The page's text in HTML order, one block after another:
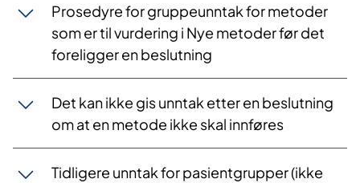
Prosedyre for gruppeunntak for metoder
som er til vurdering i Nye metoder før det
foreligger en beslutning
Det kan ikke gis unntak etter en beslutning
om at en metode ikke skal innføres
​​Tidligere unntak for pasientgrupper (ikke